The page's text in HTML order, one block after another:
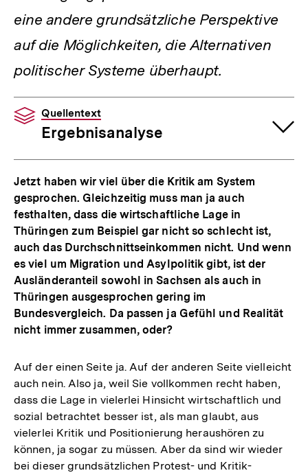
eine andere grundsätzliche Perspektive
auf die Möglichkeiten, die Alternativen
politischer Systeme überhaupt.
Quellentext
Ergebnisanalyse
Jetzt haben wir viel über die Kritik am System
gesprochen. Gleichzeitig muss man ja auch
festhalten, dass die wirtschaftliche Lage in
Thüringen zum Beispiel gar nicht so schlecht ist,
auch das Durchschnittseinkommen nicht. Und wenn
es viel um Migration und Asylpolitik gibt, ist der
Ausländeranteil sowohl in Sachsen als auch in
Thüringen ausgesprochen gering im
Bundesvergleich. Da passen ja Gefühl und Realität
nicht immer zusammen, oder?
Auf der einen Seite ja. Auf der anderen Seite vielleicht
auch nein. Also ja, weil Sie vollkommen recht haben,
dass die Lage in vielerlei Hinsicht wirtschaftlich und
sozial betrachtet besser ist, als man glaubt, aus
vielerlei Kritik und Positionierung heraushören zu
können, ja sogar zu müssen. Aber da sind wir wieder
bei dieser grundsätzlichen Protest- und Kritik-